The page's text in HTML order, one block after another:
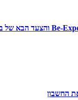
החשבון